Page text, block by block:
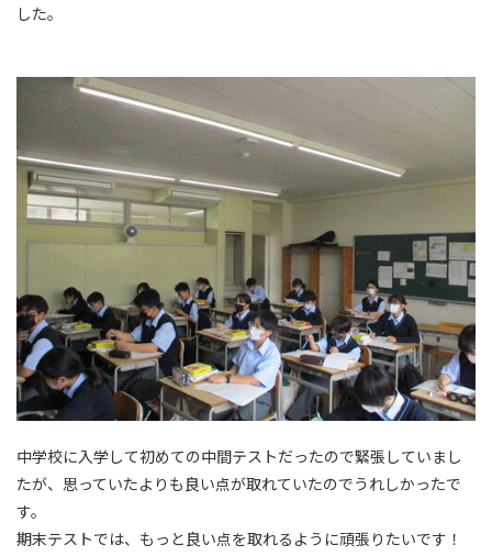
した。
中学校に入学して初めての中間テストだったので緊張していまし
たが、思っていたよりも良い点が取れていたのでうれしかったで
す。
期末テストでは、もっと良い点を取れるように頑張りたいです！